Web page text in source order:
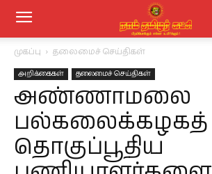
முகப்பு தலைமைச் செய்திகள்
அறிக்கைகள் தலைமைச் செய்திகள்
அண்ணாமலை
பல்கலைக்கழகத்
தொகுப்பூதிய